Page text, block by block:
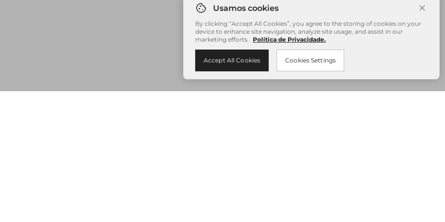
By clicking “Accept All Cookies”, you agree to the storing of cookies on your
device to enhance site navigation, analyze site usage, and assist in our
marketing efforts.
Política de Privacidade.
Cookies Settings
Accept All Cookies